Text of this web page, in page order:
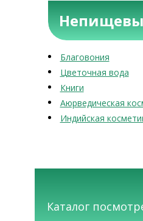
Благовония
Цветочная вода
Книги
Аюрведическая
Индийская
Каталог